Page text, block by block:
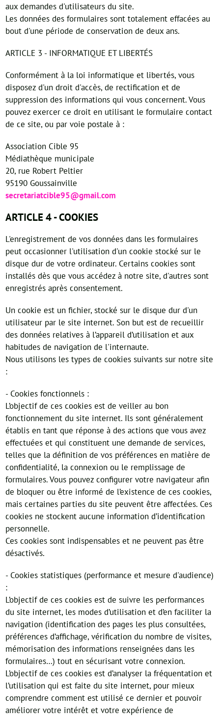
aux demandes d'utilisateurs du site.
Les données des formulaires sont totalement effacées au
bout d'une période de conservation de deux ans.
ARTICLE 3 - INFORMATIQUE ET LIBERTÉS
Conformément à la loi informatique et libertés, vous
disposez d'un droit d'accès, de rectification et de
suppression des informations qui vous concernent. Vous
pouvez exercer ce droit en utilisant le formulaire contact
de ce site, ou par voie postale à :
Association Cible 95
Médiathèque municipale
20, rue Robert Peltier
95190 Goussainville
secretariatcible95@gmail.com
ARTICLE 4 - COOKIES
L'enregistrement de vos données dans les formulaires
peut occasionner l'utilisation d'un cookie stocké sur le
disque dur de votre ordinateur. Certains cookies sont
installés dès que vous accédez à notre site, d'autres sont
enregistrés après consentement.
Un cookie est un fichier, stocké sur le disque dur d'un
utilisateur par le site internet. Son but est de recueillir
des données relatives à l’appareil d’utilisation et aux
habitudes de navigation de l'internaute.
Nous utilisons les types de cookies suivants sur notre site
:
- Cookies fonctionnels :
L’objectif de ces cookies est de veiller au bon
fonctionnement du site internet. Ils sont généralement
établis en tant que réponse à des actions que vous avez
effectuées et qui constituent une demande de services,
telles que la définition de vos préférences en matière de
confidentialité, la connexion ou le remplissage de
formulaires. Vous pouvez configurer votre navigateur afin
de bloquer ou être informé de l’existence de ces cookies,
mais certaines parties du site peuvent être affectées. Ces
cookies ne stockent aucune information d’identification
personnelle.
Ces cookies sont indispensables et ne peuvent pas être
désactivés.
- Cookies statistiques (performance et mesure d'audience)
:
L’objectif de ces cookies est de suivre les performances
du site internet, les modes d’utilisation et d’en faciliter la
navigation (identification des pages les plus consultées,
préférences d’affichage, vérification du nombre de visites,
mémorisation des informations renseignées dans les
formulaires…) tout en sécurisant votre connexion.
L’objectif de ces cookies est d’analyser la fréquentation et
l’utilisation qui est faite du site internet, pour mieux
comprendre comment est utilisé ce dernier et pouvoir
améliorer votre intérêt et votre expérience de